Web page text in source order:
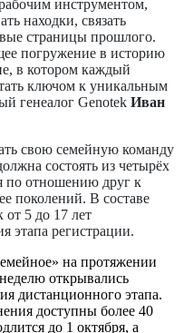
инструментом,
находки, связать
страницы прошлого.
погружение в историю
в котором каждый
ключом к уникальным
генеалог Genotek Иван
свою семейную команду
состоять из четырёх
по отношению друг к
поколений. В составе
от 5 до 17 лет
этапа регистрации.
на протяжении
открывались
дистанционного этапа.
доступны более 40
до 1 октября, а